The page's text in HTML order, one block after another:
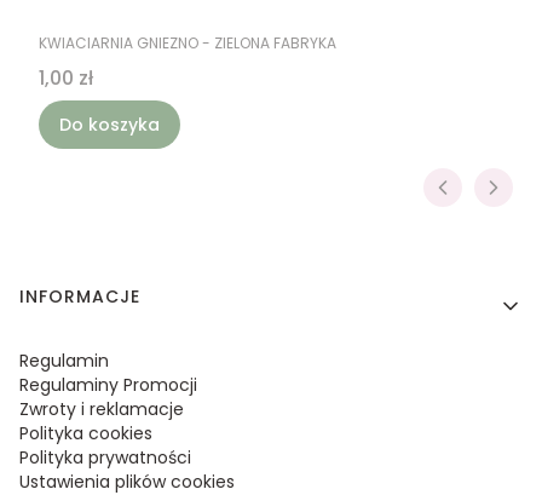
PRODUCENT
KWIACIARNIA GNIEZNO - ZIELONA FABRYKA
Cena
1,00 zł
Do koszyka
Linki w stopce
INFORMACJE
Regulamin
Regulaminy Promocji
Zwroty i reklamacje
Polityka cookies
Polityka prywatności
Ustawienia plików cookies